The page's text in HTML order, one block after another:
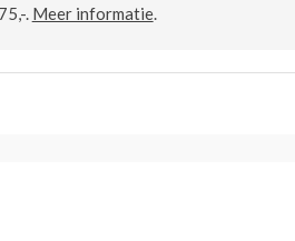
. Meer informatie.